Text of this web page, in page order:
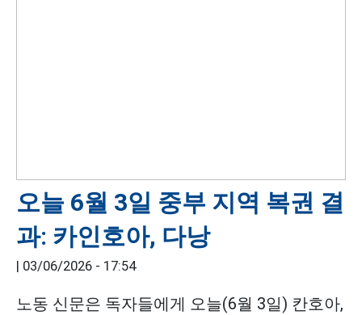
오늘 6월 3일 중부 지역 복권 결
과: 카인호아, 다낭
| 03/06/2026 - 17:54
노동 신문은 독자들에게 오늘(6월 3일) 칸호아,